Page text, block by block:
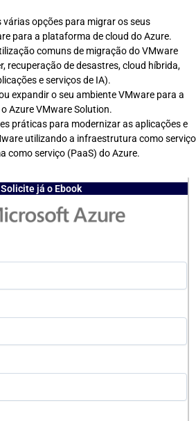
várias opções para migrar os seus
para a plataforma de cloud do Azure.
comuns de migração do VMware
recuperação de desastres, cloud híbrida,
e serviços de IA).
expandir o seu ambiente VMware para a
Azure VMware Solution.
práticas para modernizar as aplicações e
utilizando a infraestrutura como serviço
como serviço (PaaS) do Azure.
Solicite já o Ebook